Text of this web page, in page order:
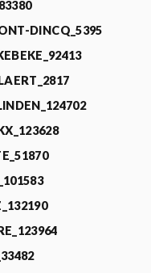
DINCQ_5395